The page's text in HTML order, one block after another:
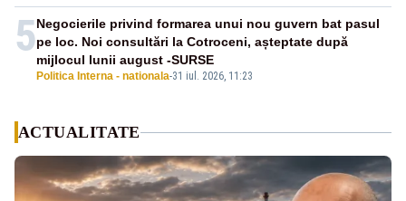
5
Politica Interna - nationala-31 iul. 2026, 11:23
Negocierile privind formarea unui nou guvern bat pasul
pe loc. Noi consultări la Cotroceni, așteptate după
mijlocul lunii august -SURSE
ACTUALITATE